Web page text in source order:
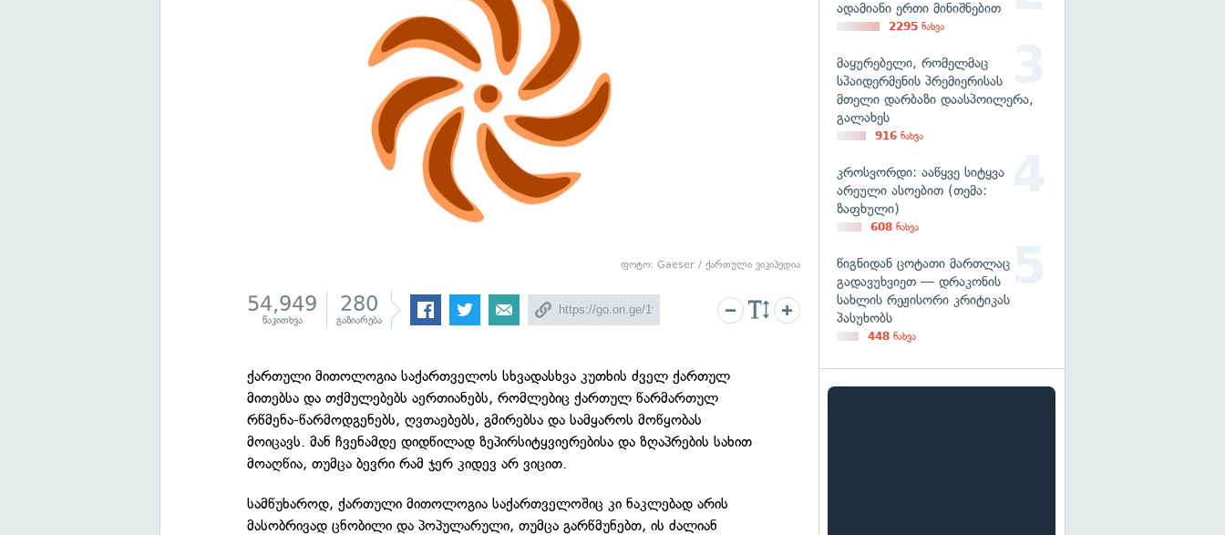
ფოტო: Gaeser / ქართული ვიკიპედია
54,949
წაკითხვა
280
გაზიარება
ქართული მითოლოგია საქართველოს სხვადასხვა კუთხის ძველ ქართულ
მითებსა და თქმულებებს აერთიანებს, რომლებიც ქართულ წარმართულ
რწმენა-წარმოდგენებს, ღვთაებებს, გმირებსა და სამყაროს მოწყობას
მოიცავს. მან ჩვენამდე დიდწილად ზეპირსიტყვიერებისა და ზღაპრების სახით
მოაღწია, თუმცა ბევრი რამ ჯერ კიდევ არ ვიცით.
სამწუხაროდ, ქართული მითოლოგია საქართველოშიც კი ნაკლებად არის
მასობრივად ცნობილი და პოპულარული, თუმცა გარწმუნებთ, ის ძალიან
ადამიანი ერთი მინიშნებით
2295 ნახვა
მაყურებელი, რომელმაც
სპაიდერმენის პრემიერისას
მთელი დარბაზი დაასპოილერა,
გალახეს
916 ნახვა
კროსვორდი: ააწყვე სიტყვა
არეული ასოებით (თემა:
ზაფხული)
608 ნახვა
წიგნიდან ცოტათი მართლაც
გადავუხვიეთ — დრაკონის
სახლის რეჟისორი კრიტიკას
პასუხობს
448 ნახვა